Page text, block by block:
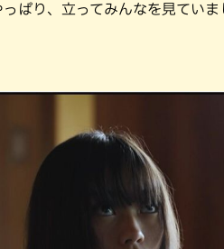
ぱり、立ってみんなを見てい